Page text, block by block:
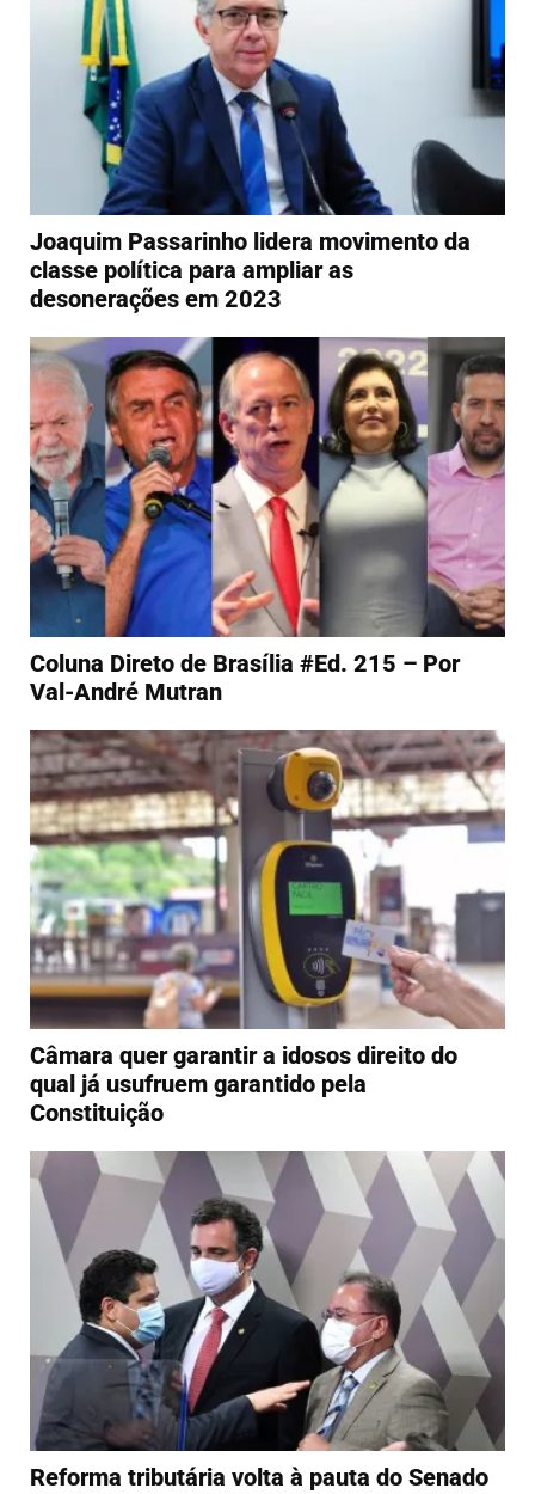
Joaquim Passarinho lidera movimento da
classe política para ampliar as
desonerações em 2023
Coluna Direto de Brasília #Ed. 215 – Por
Val-André Mutran
Câmara quer garantir a idosos direito do
qual já usufruem garantido pela
Constituição
Reforma tributária volta à pauta do Senado